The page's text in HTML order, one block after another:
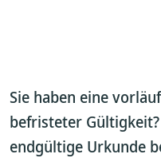
Sie haben eine
befristeter
endgültige Urkunde